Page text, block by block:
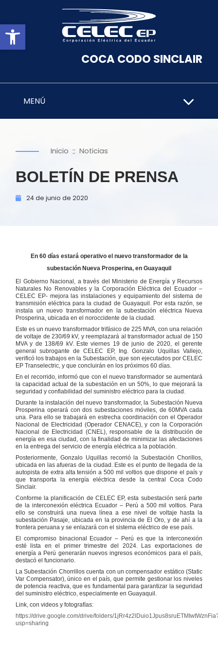
Abrir barra de herramientas
COCA CODO SINCLAIR
MENÚ
Inicio :: Noticias
BOLETÍN DE PRENSA
24 de junio de 2020
En 60 días estará operativo el nuevo transformador de la
subestación Nueva Prosperina, en Guayaquil
El Gobierno Nacional, a través del Ministerio de Energía y Recursos
Naturales No Renovables y la Corporación Eléctrica del Ecuador –
CELEC EP- mejora las instalaciones y equipamiento del sistema de
transmisión eléctrica para la ciudad de Guayaquil. Por esta razón, se
instala un nuevo transformador en la subestación eléctrica Nueva
Prosperina, ubicada en el noroccidente de la ciudad.
Este es un nuevo transformador trifásico de 225 MVA, con una relación
de voltaje de 230/69 kV, y reemplazará al transformador actual de 150
MVA y de 138/69 kV. Este viernes 19 de junio de 2020, el gerente
general subrogante de CELEC EP, Ing. Gonzalo Uquillas Vallejo,
verificó los trabajos en la Subestación, que son ejecutados por CELEC
EP Transelectric, y que concluirán en los próximos 60 días.
En el recorrido, informó que con el nuevo transformador se aumentará
la capacidad actual de la subestación en un 50%, lo que mejorará la
seguridad y confiabilidad del suministro eléctrico para la ciudad.
Durante la instalación del nuevo transformador, la Subestación Nueva
Prosperina operará con dos subestaciones móviles, de 60MVA cada
una. Para ello se trabajará en estrecha coordinación con el Operador
Nacional de Electricidad (Operador CENACE), y con la Corporación
Nacional de Electricidad (CNEL), responsable de la distribución de
energía en esa ciudad, con la finalidad de minimizar las afectaciones
en la entrega del servicio de energía eléctrica a la población.
Posteriormente, Gonzalo Uquillas recorrió la Subestación Chorillos,
ubicada en las afueras de la ciudad. Este es el punto de llegada de la
autopista de extra alta tensión a 500 mil voltios que dispone el país y
que transporta la energía eléctrica desde la central Coca Codo
Sinclair.
Conforme la planificación de CELEC EP, esta subestación será parte
de la interconexión eléctrica Ecuador – Perú a 500 mil voltios. Para
ello se construirá una nueva línea a ese nivel de voltaje hasta la
subestación Pasaje, ubicada en la provincia de El Oro, y de ahí a la
frontera peruana y se enlazará con el sistema eléctrico de ese país.
El compromiso binacional Ecuador – Perú es que la interconexión
esté lista en el primer trimestre del 2024. Las exportaciones de
energía a Perú generarán nuevos ingresos económicos para el país,
destacó el funcionario.
La Subestación Chorrillos cuenta con un compensador estático (Static
Var Compensator), único en el país, que permite gestionar los niveles
de potencia reactiva, que es fundamental para garantizar la seguridad
del suministro eléctrico, especialmente en Guayaquil.
Link, con videos y fotografías:
https://drive.google.com/drive/folders/
usp=sharing